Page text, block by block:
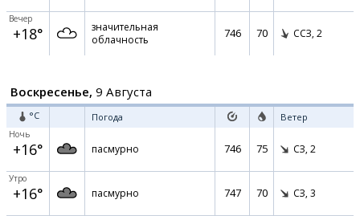
Вечер
+18°
значительная
облачность
746 70 ССЗ, 2
Воскресенье, 9 Августа
°C Погода Ветер
Ночь
+16° пасмурно 746 75 СЗ, 2
Утро
+16° пасмурно 747 70 СЗ, 3